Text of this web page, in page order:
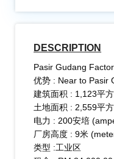
DESCRIPTION
Pasir Gudang
优势 : Near to Pasir
建筑面积 : 1,123平
土地面积 : 2,559平
电力 : 200安培
厂房高度 : 9米
类型 :工业区